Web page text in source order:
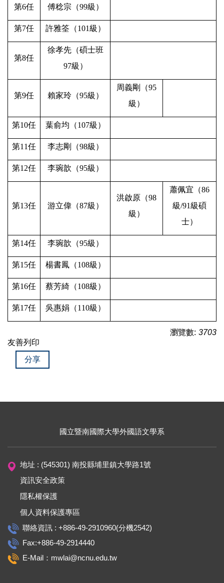
第6任 傅稔宗（99級）
第7任 許雅筌（101級）
第8任
徐孝先（碩士班
97級）
第9任 賴家玲（95級）
周義剛（95
級）
第10任 葉俞均（107級）
第11任 李志剛（98級）
第12任 李琬歆（95級）
第13任 游立偉（87級）
洪啟原 （98
級）
蕭佩宜 （86
級/91級碩
士）
第14任 李琬歆（95級）
第15任 楊書鳳（108級）
第16任 蔡芳綺（108級）
第17任 吳惠娟（110級）
瀏覽數: 3703
友善列印
分享
國立暨南國際大學外國語文學系
地址 : (545301) 南投縣埔里鎮大學路1號
資訊安全政策
隱私權保護
個人資料保護專區
聯絡資訊 : +886-49-2910960(分機2542)
Fax:+886-49-2914440
E-Mail：mwlai@ncnu.edu.tw